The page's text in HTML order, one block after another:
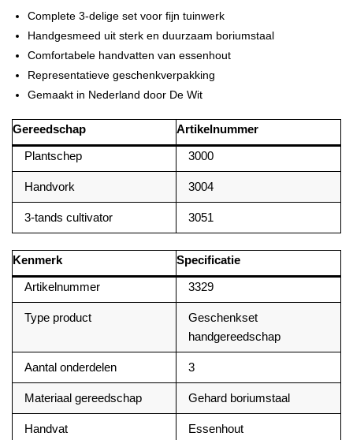
Complete 3-delige set voor fijn tuinwerk
Handgesmeed uit sterk en duurzaam boriumstaal
Comfortabele handvatten van essenhout
Representatieve geschenkverpakking
Gemaakt in Nederland door De Wit
Gereedschap
Artikelnummer
Plantschep
3000
Handvork 3004
3-tands cultivator 3051
Kenmerk
Specificatie
Artikelnummer
3329
Type product
Geschenkset
handgereedschap
Aantal onderdelen 3
Materiaal gereedschap Gehard boriumstaal
Handvat Essenhout